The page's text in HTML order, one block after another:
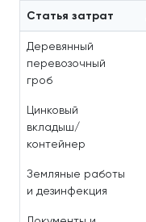
Статья затрат
Деревянный
перевозочный
гроб
Цинковый
вкладыш/
контейнер
Земляные работы
и дезинфекция